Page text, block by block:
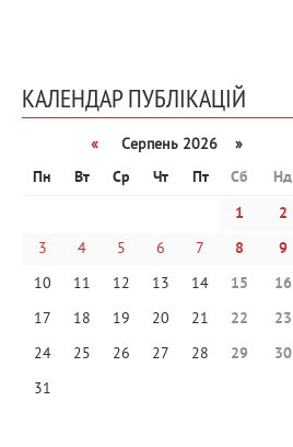
КАЛЕНДАР ПУБЛІКАЦІЙ
«
Серпень 2026 »
Пн
Вт Ср Чт Пт Сб
Нд
1
2
3
4 5 6 7 8
9
10
11 12 13 14 15
16
17
18 19 20 21 22
23
24
25 26 27 28 29
30
31